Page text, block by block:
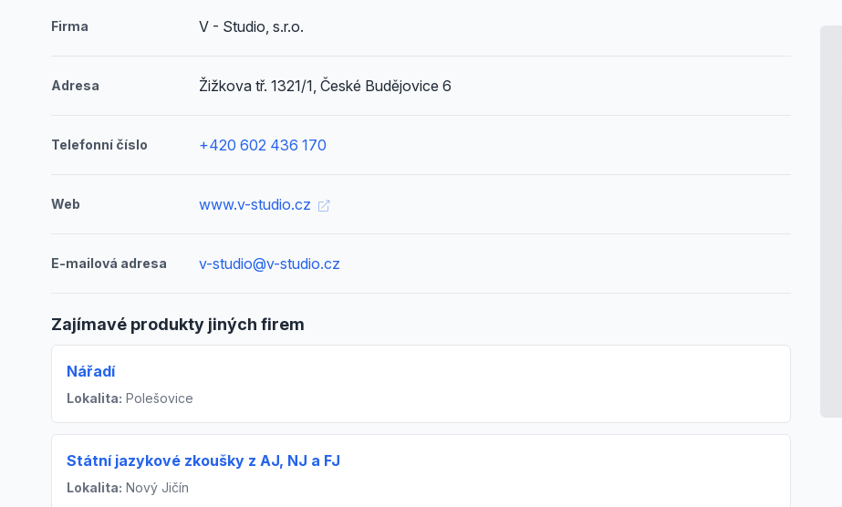
Firma V - Studio, s.r.o.
Adresa Žižkova tř. 1321/1, České Budějovice 6
Telefonní číslo +420 602 436 170
Web www.v-studio.cz
E-mailová adresa v-studio@v-studio.cz
Zajímavé produkty jiných firem
Nářadí
Lokalita: Polešovice
Státní jazykové zkoušky z AJ, NJ a FJ
Lokalita: Nový Jičín